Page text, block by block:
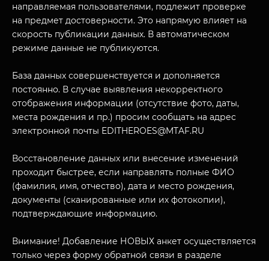
ПОСЕТИТЕЛЯМ
НАЗАД
направляемая пользователями, подлежит проверке
на предмет достоверности. Это напрямую влияет на
скорость публикации данных. В автоматическом
режиме данные не публикуются.
База данных совершенствуется и дополняется
постоянно. В случае выявления некорректного
отображения информации (отсутствие фото, даты,
места рождения и пр.) просим сообщать на адрес
электронной почты EDITHEROES@MTAF.RU
Восстановление данных или внесение изменений
проходит быстрее, если направлять полные ФИО
(фамилия, имя, отчество), дата и место рождения,
документы (сканированные или их фотокопии),
подтверждающие информацию.
Внимание! Добавление НОВЫХ анкет осуществляется
только через форму обратной связи в разделе